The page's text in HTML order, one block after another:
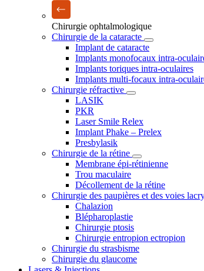
Chirurgie ophtalmologique
Chirurgie de la cataracte
Implant de cataracte
Implants monofocaux intra-
Implants toriques intra-oculaires
Implants multi-focaux intra-
Chirurgie réfractive
LASIK
PKR
Laser Smile Relex
Implant Phake – Prelex
Presbylasik
Chirurgie de la rétine
Membrane épi-rétinienne
Trou maculaire
Décollement de la rétine
Chirurgie des paupières et des voies
Chalazion
Blépharoplastie
Chirurgie ptosis
Chirurgie entropion ectropion
Chirurgie du strasbisme
Chirurgie du glaucome